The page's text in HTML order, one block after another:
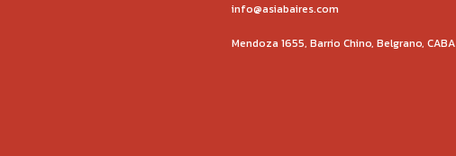
info@asiabaires.com
Mendoza 1655, Barrio Chino, Belgrano, CABA